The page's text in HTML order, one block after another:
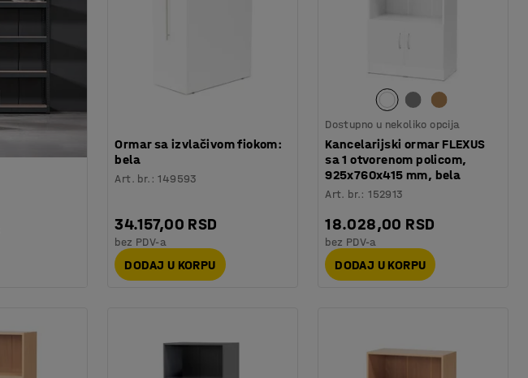
Ormar sa izvlačivom fiokom:
bela
Art. br. :149593
34.157,00 RSD
bez PDV-a
DODAJ U KORPU
Dostupno u nekoliko opcija
Kancelarijski ormar FLEXUS
sa 1 otvorenom policom,
925x760x415 mm, bela
Art. br.:152913
18.028,00 RSD
bez PDV-a
DODAJ U KORPU